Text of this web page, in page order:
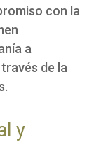
con la
a
de la
y